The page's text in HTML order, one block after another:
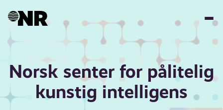
Norsk senter for pålitelig
kunstig intelligens